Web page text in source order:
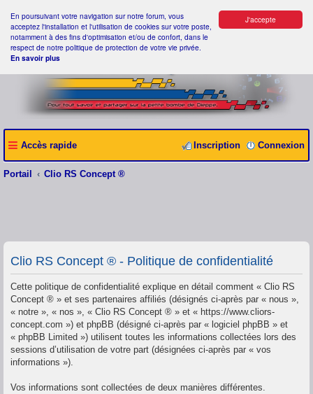
J'accepte
En poursuivant votre navigation sur notre forum, vous
acceptez l'installation et l'utilisation de cookies sur votre poste,
notamment à des fins d'optimisation et/ou de confort, dans le
respect de notre politique de protection de votre vie privée.
En savoir plus
Accès rapide Connexion
Inscription
Portail Clio RS Concept ®
Clio RS Concept ® - Politique de confidentialité
Cette politique de confidentialité explique en détail comment « Clio RS
Concept ® » et ses partenaires affiliés (désignés ci-après par « nous »,
« notre », « nos », « Clio RS Concept ® » et « https://www.cliors-
concept.com ») et phpBB (désigné ci-après par « logiciel phpBB » et
« phpBB Limited ») utilisent toutes les informations collectées lors des
sessions d’utilisation de votre part (désignées ci-après par « vos
informations »).
Vos informations sont collectées de deux manières différentes.